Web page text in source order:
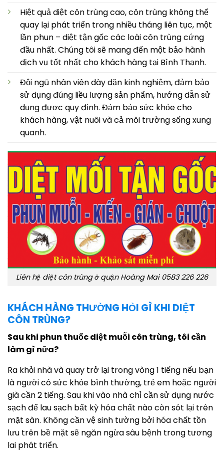
Hiệt quả diệt côn trùng cao, côn trùng không thể
quay lại phát triển trong nhiều tháng liên tục, một
lần phun – diệt tận gốc các loài côn trùng cứng
đầu nhất. Chúng tôi sẽ mang đến một bảo hành
dịch vụ tốt nhất cho khách hàng tại Bình Thạnh.
Đội ngũ nhân viên dày dặn kinh nghiệm, đảm bảo
sử dụng đúng liều lượng sản phẩm, hướng dẫn sử
dụng được quy định. Đảm bảo sức khỏe cho
khách hàng, vật nuôi và cả môi trường sống xung
quanh.
Liên hệ diệt côn trùng ở quận Hoàng Mai 0583 226 226
KHÁCH HÀNG THƯỜNG HỎI GÌ KHI DIỆT
CÔN TRÙNG?
Sau khi phun thuốc diệt muỗi côn trùng, tôi cần
làm gì nữa?
Ra khỏi nhà và quay trở lại trong vòng 1 tiếng nếu bạn
là người có sức khỏe bình thường, trẻ em hoặc người
già cần 2 tiếng. Sau khi vào nhà chỉ cần sử dụng nước
sạch để lau sạch bất kỳ hóa chất nào còn sót lại trên
mặt sàn. Không cần vệ sinh tường bởi hóa chất tồn
lưu trên bề mặt sẽ ngăn ngừa sâu bệnh trong tương
lai phát triển.